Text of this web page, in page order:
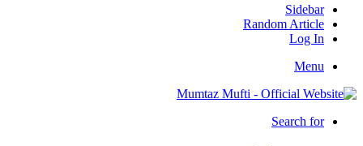
Sidebar
Random Article
Log In
Menu
Search for